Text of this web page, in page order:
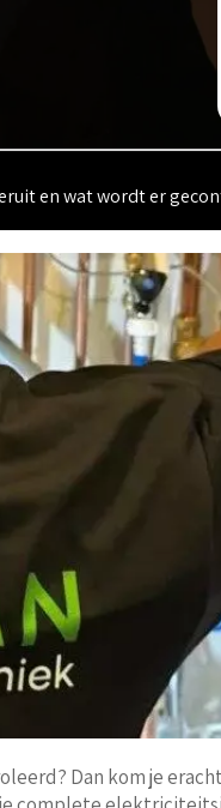
en wat wordt er
Dan kom je